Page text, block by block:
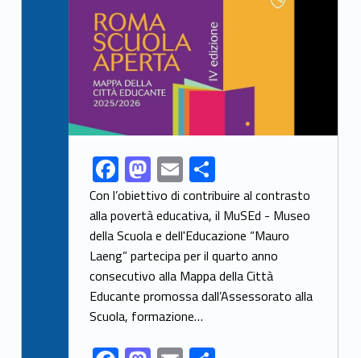
Link identifier share facebook archive #share-link-archive-98003F
ac
e
b
o
o
k
M
as
to
d
o
n
E
m
ai
l
S
h
ar
e
Con l’obiettivo di contribuire al contrasto
alla povertà educativa, il MuSEd - Museo
della Scuola e dell'Educazione “Mauro
Laeng” partecipa per il quarto anno
consecutivo alla Mappa della Città
Educante promossa dall’Assessorato alla
Scuola, formazione…